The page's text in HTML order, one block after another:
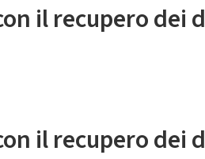
il recupero dei
il recupero dei